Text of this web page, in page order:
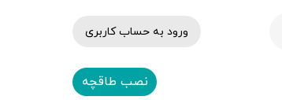
ورود به حساب کاربری
نصب طاقچه